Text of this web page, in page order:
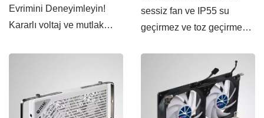
Evrimini Deneyimleyin!
Kararlı voltaj ve mutlak
sessiz fan ve IP55 su
geçirmez ve toz geçirmez